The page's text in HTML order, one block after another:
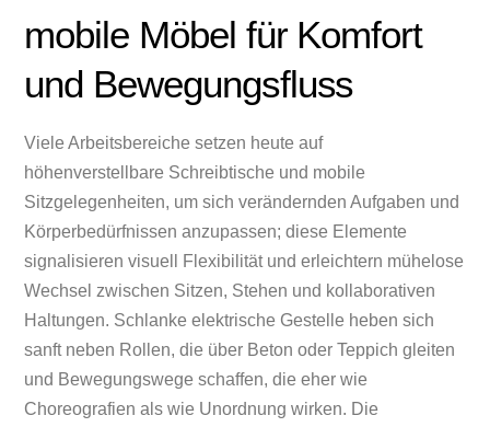
mobile Möbel für Komfort
und Bewegungsfluss
Viele Arbeitsbereiche setzen heute auf
höhenverstellbare Schreibtische und mobile
Sitzgelegenheiten, um sich verändernden Aufgaben und
Körperbedürfnissen anzupassen; diese Elemente
signalisieren visuell Flexibilität und erleichtern mühelose
Wechsel zwischen Sitzen, Stehen und kollaborativen
Haltungen. Schlanke elektrische Gestelle heben sich
sanft neben Rollen, die über Beton oder Teppich gleiten
und Bewegungswege schaffen, die eher wie
Choreografien als wie Unordnung wirken. Die